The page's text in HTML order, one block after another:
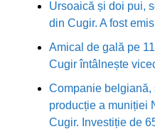
Ursoaică și doi pui,
din Cugir. A fost
Amical de gală pe
Cugir întâlnește
Companie belgiană,
producție a muniției
Cugir. Investiție de